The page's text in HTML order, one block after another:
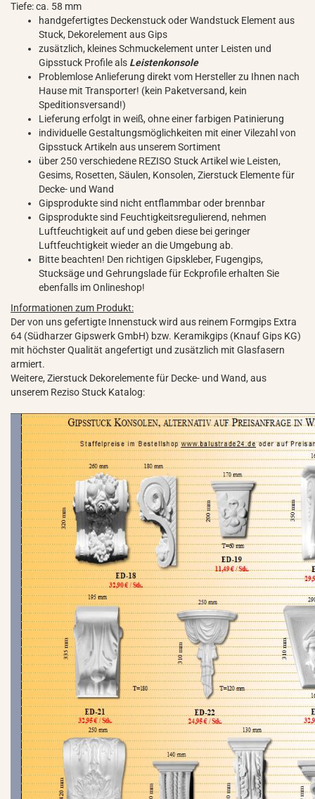
Tiefe: ca. 58 mm
handgefertigtes Deckenstuck oder Wandstuck Element aus
Stuck, Dekorelement aus Gips
zusätzlich, kleines Schmuckelement unter Leisten und
Gipsstuck Profile als Leistenkonsole
Problemlose Anlieferung direkt vom Hersteller zu Ihnen nach
Hause mit Transporter! (kein Paketversand, kein
Speditionsversand!)
Lieferung erfolgt in weiß, ohne einer farbigen Patinierung
individuelle Gestaltungsmöglichkeiten mit einer Vilezahl von
Gipsstuck Artikeln aus unserem Sortiment
über 250 verschiedene REZISO Stuck Artikel wie Leisten,
Gesims, Rosetten, Säulen, Konsolen, Zierstuck Elemente für
Decke- und Wand
Gipsprodukte sind nicht entflammbar oder brennbar
Gipsprodukte sind Feuchtigkeitsregulierend, nehmen
Luftfeuchtigkeit auf und geben diese bei geringer
Luftfeuchtigkeit wieder an die Umgebung ab.
Bitte beachten! Den richtigen Gipskleber, Fugengips,
Stucksäge und Gehrungslade für Eckprofile erhalten Sie
ebenfalls im Onlineshop!
Informationen zum Produkt:
Der von uns gefertigte Innenstuck wird aus reinem Formgips Extra
64 (Südharzer Gipswerk GmbH) bzw. Keramikgips (Knauf Gips KG)
mit höchster Qualität angefertigt und zusätzlich mit Glasfasern
armiert.
Weitere, Zierstuck Dekorelemente für Decke- und Wand, aus
unserem Reziso Stuck Katalog: